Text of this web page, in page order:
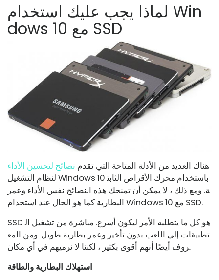
لماذا يجب عليك استخدام Win
dows 10 مع SSD
هناك العديد من الأدلة المتاحة التي تقدم نصائح لتحسين الأداء
لنظام التشغيل Windows 10 باستخدام محرك الأقراص الثابت
ة. ومع ذلك ، لا يمكن أن تمنحك هذه النصائح نفس الأداء وعمر
البطارية كما هو الحال عند استخدام Windows 10 مع SSD.
SSD هو كل ما يتطلبه الأمر ليكون أسرع. مباشرة من تشغيل ال
تطبيقات إلى اللعب بدون تأخير وعمر بطارية طويل. ومن المع
روف أيضًا أنهم أقوى بكثير ، لكننا لا نرميهم في أي مكان.
استهلاك البطارية والطاقة